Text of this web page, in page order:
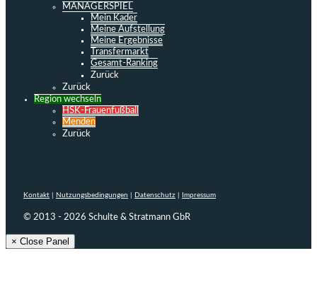
MANAGERSPIEL
Mein Kader
Meine Aufstellung
Meine Ergebnisse
Transfermarkt
Gesamt-Ranking
Zurück
Zurück
Region wechseln
HSK-Frauenfußball
Menden
Zurück
Kontakt Nutzungsbedingungen Datenschutz Impressum
© 2013 - 2026 Schulte & Stratmann GbR
× Close Panel